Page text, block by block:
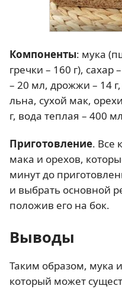
Компоненты: мука
гречки – 160 г), сахар
– 20 мл, дрожжи – 14
льна, сухой мак,
г, вода теплая – 400
Приготовление. Все
мака и орехов,
минут до
и выбрать основной
положив его на бок.
Выводы
Таким образом, мука
который может